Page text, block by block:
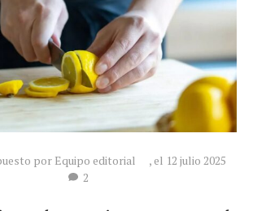
por Equipo editorial
, el 12 julio 2025
2